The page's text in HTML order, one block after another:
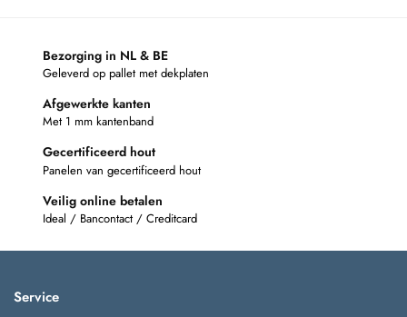
Bezorging in NL & BE
Geleverd op pallet met dekplaten
Afgewerkte kanten
Met 1 mm kantenband
Gecertificeerd hout
Panelen van gecertificeerd hout
Veilig online betalen
Ideal / Bancontact / Creditcard
Service